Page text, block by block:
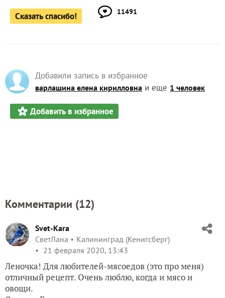
Сказать спасибо! 11491
Добавили запись в избранное
варлашина елена кирилловна и еще 1 человек
Добавить в избранное
Комментарии (12)
Svet-Kara
СветЛана
Калининград (Кенигсберг)
21 февраля 2020, 13:43
Леночка! Для любителей-мясоедов (это про меня)
отличный рецепт. Очень люблю, когда и мясо и
овощи.